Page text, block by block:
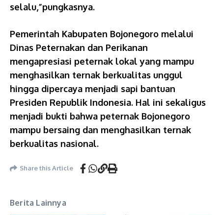
selalu,”pungkasnya.
Pemerintah Kabupaten Bojonegoro melalui
Dinas Peternakan dan Perikanan
mengapresiasi peternak lokal yang mampu
menghasilkan ternak berkualitas unggul
hingga dipercaya menjadi sapi bantuan
Presiden Republik Indonesia. Hal ini sekaligus
menjadi bukti bahwa peternak Bojonegoro
mampu bersaing dan menghasilkan ternak
berkualitas nasional.
Share this Article
Berita Lainnya